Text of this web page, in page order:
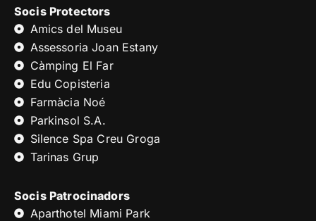
Socis Protectors
Amics del Museu
Assessoria Joan Estany
Càmping El Far
Edu Copisteria
Farmàcia Noé
Parkinsol S.A.
Silence Spa Creu Groga
Tarinas Grup
Socis Patrocinadors
Aparthotel Miami Park